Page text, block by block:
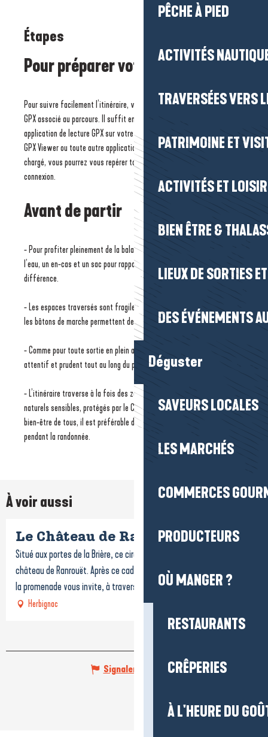
PÊCHE À PIED
ACTIVITÉS
TRAVERSÉES VERS
PATRIMOINE ET
ACTIVITÉS ET
BIEN ÊTRE &
LIEUX DE SORTIES
DES ÉVÉNEMENTS
Déguster
SAVEURS LOCALES
LES MARCHÉS
COMMERCES
PRODUCTEURS
OÙ MANGER ?
RESTAURANTS
CRÊPERIES
À L'HEURE DU
Étapes
Pour préparer votre itinéraire
Pour suivre facilement l’itinéraire, vous pouvez télécharger le fichier
GPX associé au parcours. Il suffit ensuite de l’ouvrir dans une
application de lecture GPX sur votre smartphone, comme OpenRunner,
GPX Viewer ou toute autre application équivalente. Une fois le tracé
chargé, vous pourrez vous repérer tout au long de la balade, même sans
connexion.
Avant de partir
- Pour profiter pleinement de la balade, pensez à partir bien équipé : de
l’eau, un en-cas et un sac pour rapporter vos déchets feront la
différence.
- Les espaces traversés sont fragiles : des embouts en caoutchouc sur
les bâtons de marche permettent de les préserver plus facilement.
- Comme pour toute sortie en plein air, chacun est invité à rester
attentif et prudent tout au long du parcours.
- L’itinéraire traverse à la fois des zones habitées et des espaces
naturels sensibles, protégés par le Conservatoire du Littoral. Pour le
bien-être de tous, il est préférable de garder votre chien en laisse
pendant la randonnée.
À voir aussi
Le Château de Ranrouët
Situé aux portes de la Brière, ce circuit prend son départ au pied du
château de Ranrouët. Après ce cadre romantique, chargé d’histoire,
la promenade vous invite, à travers...
Herbignac
Signaler une erreur